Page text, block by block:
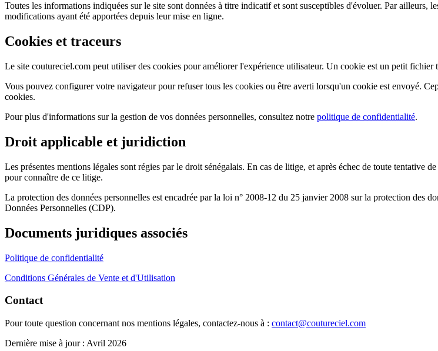
Toutes les informations indiquées sur le site sont données à titre indicatif et sont susceptibles d'évoluer. Par ailleurs,
modifications ayant été apportées depuis leur mise en ligne.
Cookies et traceurs
Le site coutureciel.com peut utiliser des cookies pour améliorer l'expérience utilisateur. Un cookie est un petit
Vous pouvez configurer votre navigateur pour refuser tous les cookies ou être averti lorsqu'un cookie est envoyé.
cookies.
Pour plus d'informations sur la gestion de vos données personnelles, consultez notre politique de confidentialité.
Droit applicable et juridiction
Les présentes mentions légales sont régies par le droit sénégalais. En cas de litige, et après échec de toute tentative
pour connaître de ce litige.
La protection des données personnelles est encadrée par la loi n° 2008-12 du 25 janvier 2008 sur la protection des
Données Personnelles (CDP).
Documents juridiques associés
Politique de confidentialité
Conditions Générales de Vente et d'Utilisation
Contact
Pour toute question concernant nos mentions légales, contactez-nous à : contact@coutureciel.com
Dernière mise à jour : Avril 2026